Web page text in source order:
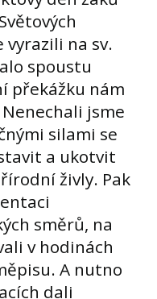
vyrazili na sv.
spoustu
překážku nám
jsme
silami se
a ukotvit
živly. Pak
směrů, na
v hodinách
A nutno
dali